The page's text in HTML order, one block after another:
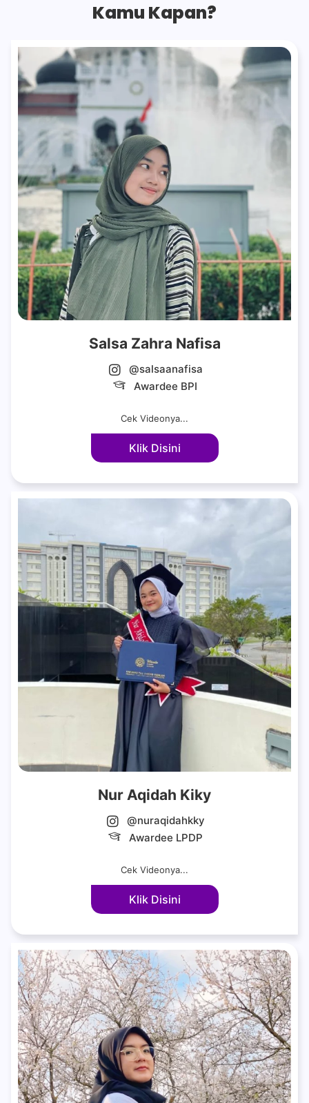
Kamu Kapan?
Salsa Zahra Nafisa
@salsaanafisa
Awardee BPI
Cek Videonya...
Klik Disini
Nur Aqidah Kiky
@nuraqidahkky
Awardee LPDP
Cek Videonya...
Klik Disini